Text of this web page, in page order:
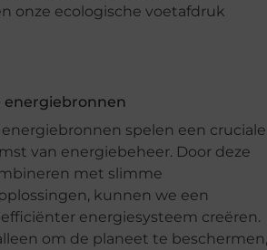
onze ecologische voetafdruk
energiebronnen
spelen een cruciale
van energiebeheer. Door deze
met slimme
kunnen we een
energiesysteem creëren.
om de planeet te beschermen,